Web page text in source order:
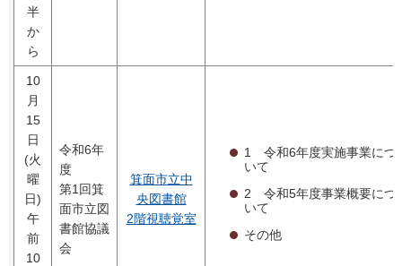
半
か
ら
10
月
15
日
(火
曜
日)
午
前
10
令和6年
度
第1回箕
面市立図
書館協議
会
箕面市立中
央図書館
2階視聴覚室
1 令和6年度実施事業につ
いて
2 令和5年度事業概要につ
いて
その他